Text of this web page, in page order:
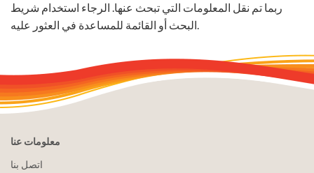
ربما تم نقل المعلومات التي تبحث عنها. الرجاء استخدام شريط
البحث أو القائمة للمساعدة في العثور عليه.
معلومات عنا
اتصل بنا